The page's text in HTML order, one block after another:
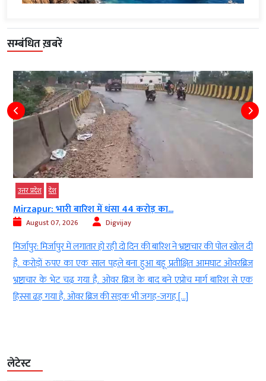
सम्बंधित ख़बरें
उत्तर प्रदेश देश
Mirzapur: भारी बारिश में धंसा 44 करोड़ का...
August 07, 2026 Digvijay
मिर्जापुर: मिर्जापुर में लगातार हो रही दो दिन की बारिश ने भ्रष्टाचार की पोल खोल दी
है. करोड़ों रुपए का एक साल पहले बना हुआ बहू प्रतीक्षित आमघाट ओवरब्रिज
भ्रष्टाचार के भेट चढ़ गया है. ओवर ब्रिज के बाद बने एप्रोच मार्ग बारिश से एक
हिस्सा ढह गया है. ओवर ब्रिज की सड़क भी जगह-जगह […]
लेटेस्ट